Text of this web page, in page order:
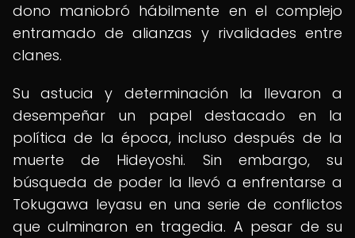
dono maniobró hábilmente en el complejo
entramado de alianzas y rivalidades entre
clanes.
Su astucia y determinación la llevaron a
desempeñar un papel destacado en la
política de la época, incluso después de la
muerte de Hideyoshi. Sin embargo, su
búsqueda de poder la llevó a enfrentarse a
Tokugawa Ieyasu en una serie de conflictos
que culminaron en tragedia. A pesar de su